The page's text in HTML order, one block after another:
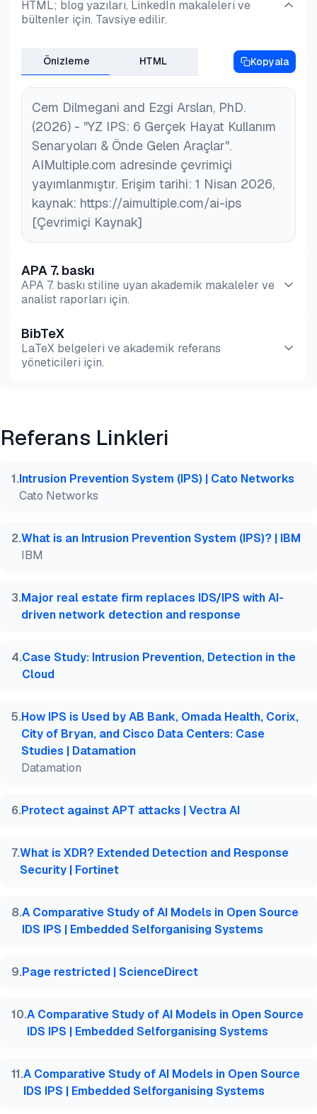
HTML; blog yazıları, LinkedIn makaleleri ve
bültenler için. Tavsiye edilir.
Önizleme HTML Kopyala
Cem Dilmegani and Ezgi Arslan, PhD.
(2026) - "YZ IPS: 6 Gerçek Hayat Kullanım
Senaryoları & Önde Gelen Araçlar".
AIMultiple.com adresinde çevrimiçi
yayımlanmıştır. Erişim tarihi: 1 Nisan 2026,
kaynak: https://aimultiple.com/ai-ips
[Çevrimiçi Kaynak]
APA 7. baskı
APA 7. baskı stiline uyan akademik makaleler ve
analist raporları için.
Önizleme HTML
BibTeX
LaTeX belgeleri ve akademik referans
yöneticileri için.
@misc{dilmegani2026,
title  = {{YZ IPS: 6 Gerçek Hayat Kullanım
  month  = apr,
}
Referans Linkleri
1.Intrusion Prevention System (IPS) | Cato Networks
Cato Networks
2.What is an Intrusion Prevention System (IPS)? | IBM
IBM
3.Major real estate firm replaces IDS/IPS with AI-
driven network detection and response
4.Case Study: Intrusion Prevention, Detection in the
Cloud
5.How IPS is Used by AB Bank, Omada Health, Corix,
City of Bryan, and Cisco Data Centers: Case
Studies | Datamation
Datamation
6.Protect against APT attacks | Vectra AI
7.What is XDR? Extended Detection and Response
Security | Fortinet
8.A Comparative Study of AI Models in Open Source
IDS IPS | Embedded Selforganising Systems
9.Page restricted | ScienceDirect
10.A Comparative Study of AI Models in Open Source
IDS IPS | Embedded Selforganising Systems
11.A Comparative Study of AI Models in Open Source
IDS IPS | Embedded Selforganising Systems